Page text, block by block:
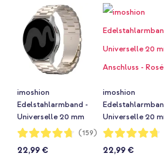
imoshion
Edelstahlarmband -
Universelle 20 mm
Anschluss -
Bewertung:
94%
(159)
22,99 €
imoshion
Universelle 20
Anschluss - Rosé
Bewertung:
94%
22,99 €